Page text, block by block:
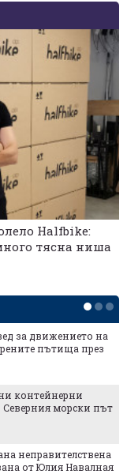
Halfbike:
тясна ниша
за движението на
пътища през
контейнерни
морски път
неправителствена
от Юлия Навалная